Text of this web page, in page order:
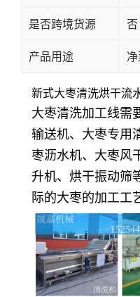
是否跨境货源 否
产品用途
新式大枣清洗烘干流
大枣清洗加工线需
输送机、大枣专用
枣沥水机、大枣风
升机、烘干振动筛
际的大枣的加工工